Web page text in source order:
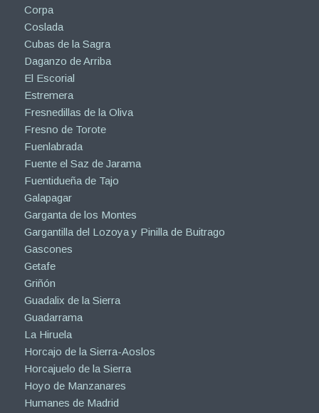
Corpa
Coslada
Cubas de la Sagra
Daganzo de Arriba
El Escorial
Estremera
Fresnedillas de la Oliva
Fresno de Torote
Fuenlabrada
Fuente el Saz de Jarama
Fuentidueña de Tajo
Galapagar
Garganta de los Montes
Gargantilla del Lozoya y Pinilla de Buitrago
Gascones
Getafe
Griñón
Guadalix de la Sierra
Guadarrama
La Hiruela
Horcajo de la Sierra-Aoslos
Horcajuelo de la Sierra
Hoyo de Manzanares
Humanes de Madrid